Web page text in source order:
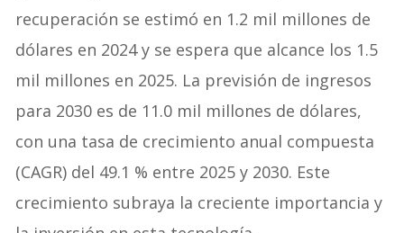
recuperación se estimó en 1.2 mil millones de
dólares en 2024 y se espera que alcance los 1.5
mil millones en 2025. La previsión de ingresos
para 2030 es de 11.0 mil millones de dólares,
con una tasa de crecimiento anual compuesta
(CAGR) del 49.1 % entre 2025 y 2030. Este
crecimiento subraya la creciente importancia y